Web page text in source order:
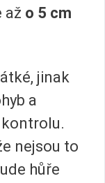
až o 5 cm
jinak
a
nejsou to
hůře